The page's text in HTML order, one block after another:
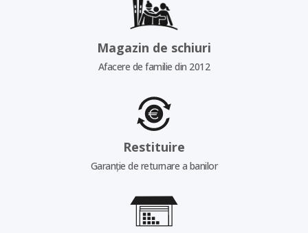
Magazin de schiuri
Afacere de familie din 2012
Restituire
Garanție de returnare a banilor